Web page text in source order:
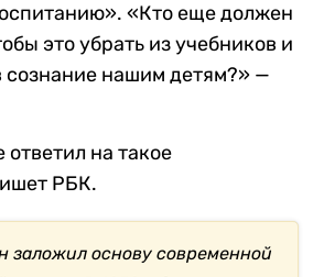
«Кто еще должен
это убрать из учебников и
сознание нашим детям?» —
на такое
РБК.
заложил основу современной